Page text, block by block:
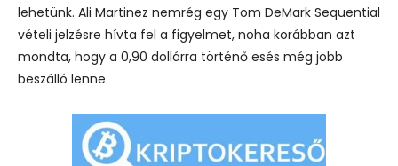
lehetünk. Ali Martinez nemrég egy Tom DeMark Sequential
vételi jelzésre hívta fel a figyelmet, noha korábban azt
mondta, hogy a 0,90 dollárra történő esés még jobb
beszálló lenne.